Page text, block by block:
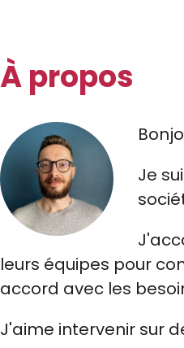
À propos
Je
leurs équipes pour
accord avec les
J'aime intervenir sur